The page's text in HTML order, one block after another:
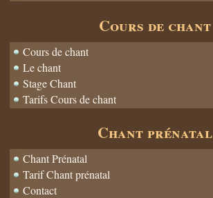
Cours de chant
Cours de chant
Le chant
Stage Chant
Tarifs Cours de chant
Chant prénatal
Chant Prénatal
Tarif Chant prénatal
Contact